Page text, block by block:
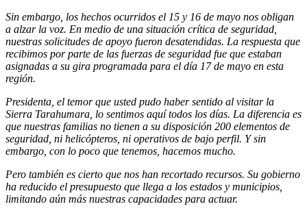
Sin embargo, los hechos ocurridos el 15 y 16 de mayo nos obligan
a alzar la voz. En medio de una situación crítica de seguridad,
nuestras solicitudes de apoyo fueron desatendidas. La respuesta que
recibimos por parte de las fuerzas de seguridad fue que estaban
asignadas a su gira programada para el día 17 de mayo en esta
región.
Presidenta, el temor que usted pudo haber sentido al visitar la
Sierra Tarahumara, lo sentimos aquí todos los días. La diferencia es
que nuestras familias no tienen a su disposición 200 elementos de
seguridad, ni helicópteros, ni operativos de bajo perfil. Y sin
embargo, con lo poco que tenemos, hacemos mucho.
Pero también es cierto que nos han recortado recursos. Su gobierno
ha reducido el presupuesto que llega a los estados y municipios,
limitando aún más nuestras capacidades para actuar.